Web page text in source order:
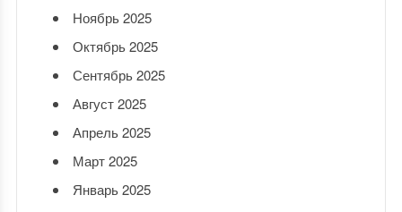
Ноябрь 2025
Октябрь 2025
Сентябрь 2025
Август 2025
Апрель 2025
Март 2025
Январь 2025